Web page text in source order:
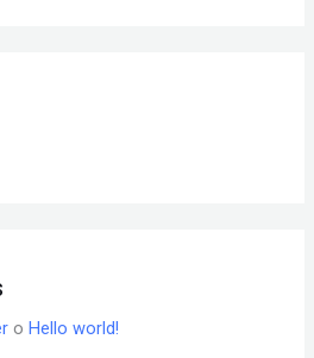
oHello world!